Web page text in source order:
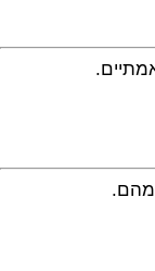
מהם.